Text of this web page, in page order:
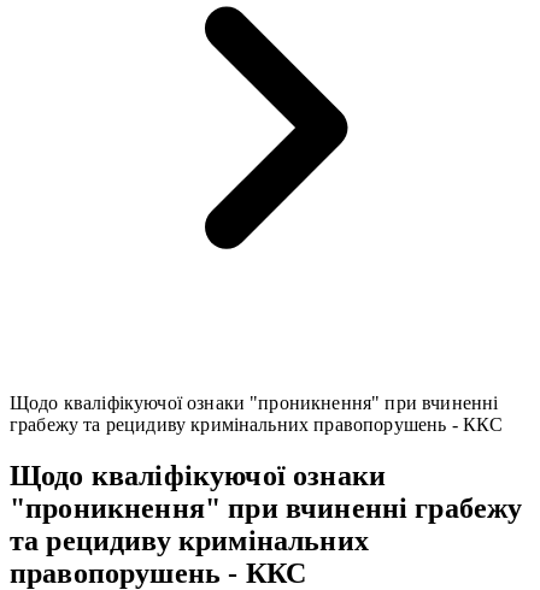
Щодо кваліфікуючої ознаки "проникнення" при вчиненні
грабежу та рецидиву кримінальних правопорушень - ККС
Щодо кваліфікуючої ознаки
"проникнення" при вчиненні грабежу
та рецидиву кримінальних
правопорушень - ККС